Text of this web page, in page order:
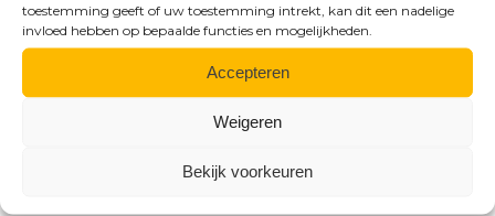
toestemming geeft of uw toestemming intrekt, kan dit een nadelige
invloed hebben op bepaalde functies en mogelijkheden.
Accepteren
Weigeren
Bekijk voorkeuren
Voor welke datum moet ik de jaarrekening
van mijn bv deponeren bij de Kamer van
Koophandel?
→